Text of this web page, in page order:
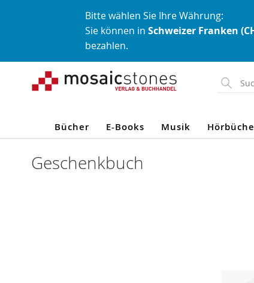
Bitte wählen Sie Ihre Währung:
Sie können in Schweizer Franken
bezahlen.
Direkt
zum
Bücher E-Books Musik
Geschenkbuch